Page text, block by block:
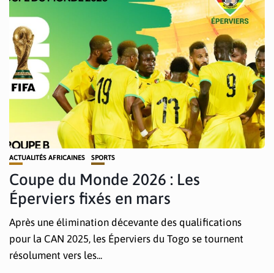
ACTUALITÉS AFRICAINES SPORTS
Coupe du Monde 2026 : Les
Éperviers fixés en mars
Après une élimination décevante des qualifications
pour la CAN 2025, les Éperviers du Togo se tournent
résolument vers les...